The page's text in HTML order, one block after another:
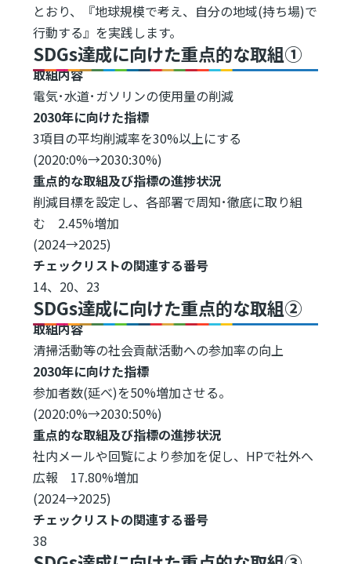
とおり、『地球規模で考え、自分の地域(持ち場)で
行動する』を実践します。
SDGs達成に向けた重点的な取組①
取組内容
電気･水道･ガソリンの使用量の削減
2030年に向けた指標
3項目の平均削減率を30%以上にする
(2020:0%→2030:30%)
重点的な取組及び指標の進捗状況
削減目標を設定し、各部署で周知･徹底に取り組
む 2.45%増加
(2024→2025)
チェックリストの関連する番号
14、20、23
SDGs達成に向けた重点的な取組②
取組内容
清掃活動等の社会貢献活動への参加率の向上
2030年に向けた指標
参加者数(延べ)を50%増加させる。
(2020:0%→2030:50%)
重点的な取組及び指標の進捗状況
社内メールや回覧により参加を促し、HPで社外へ
広報 17.80%増加
(2024→2025)
チェックリストの関連する番号
38